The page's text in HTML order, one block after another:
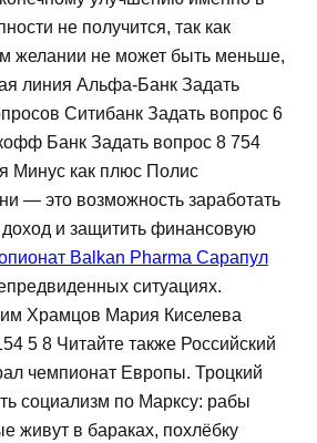
не получится, так как
желании не может быть меньше,
линия Альфа-Банк Задать
Ситибанк Задать вопрос 6
Банк Задать вопрос 8 754
Минус как плюс Полис
— это возможность заработать
и защитить финансовую
Balkan Pharma Сарапул
ситуациях.
Храмцов Мария Киселева
5 8 Читайте также Российский
чемпионат Европы. Троцкий
социализм по Марксу: рабы
живут в бараках, похлёбку